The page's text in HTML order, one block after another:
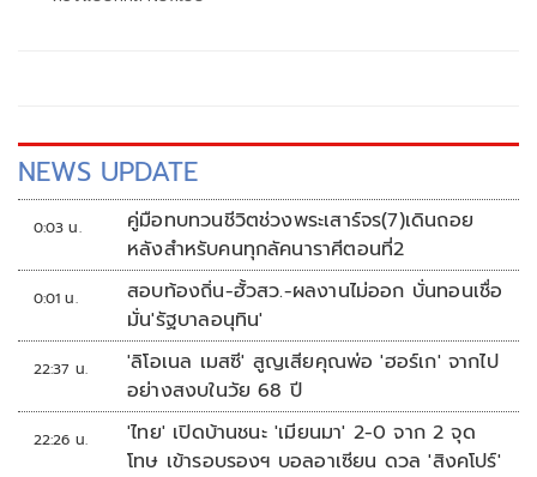
NEWS UPDATE
0:03 น.
คู่มือทบทวนชีวิตช่วงพระเสาร์จร(7)เดินถอย
หลังสำหรับคนทุกลัคนาราศีตอนที่2
0:01 น.
สอบท้องถิ่น-ฮั้วสว.-ผลงานไม่ออก บั่นทอนเชื่อ
มั่น'รัฐบาลอนุทิน'
22:37 น.
'ลิโอเนล เมสซี' สูญเสียคุณพ่อ 'ฮอร์เก' จากไป
อย่างสงบในวัย 68 ปี
22:26 น.
'ไทย' เปิดบ้านชนะ 'เมียนมา' 2-0 จาก 2 จุด
โทษ เข้ารอบรองฯ บอลอาเซียน ดวล 'สิงคโปร์'